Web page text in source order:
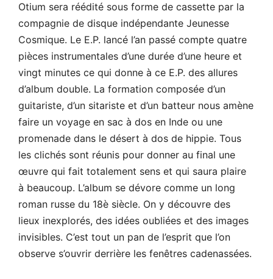
Otium sera réédité sous forme de cassette par la
compagnie de disque indépendante Jeunesse
Cosmique. Le E.P. lancé l’an passé compte quatre
pièces instrumentales d’une durée d’une heure et
vingt minutes ce qui donne à ce E.P. des allures
d’album double. La formation composée d’un
guitariste, d’un sitariste et d’un batteur nous amène
faire un voyage en sac à dos en Inde ou une
promenade dans le désert à dos de hippie. Tous
les clichés sont réunis pour donner au final une
œuvre qui fait totalement sens et qui saura plaire
à beaucoup. L’album se dévore comme un long
roman russe du 18è siècle. On y découvre des
lieux inexplorés, des idées oubliées et des images
invisibles. C’est tout un pan de l’esprit que l’on
observe s’ouvrir derrière les fenêtres cadenassées.